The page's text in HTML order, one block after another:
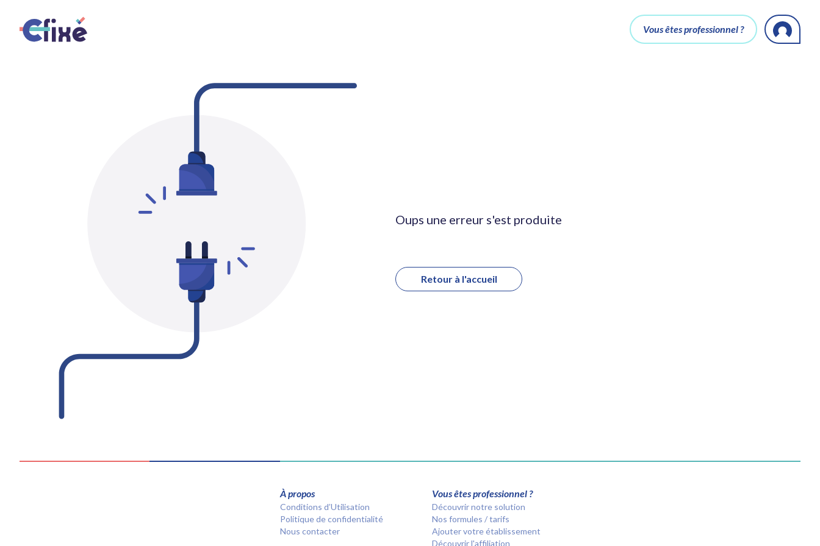
Vous êtes professionnel ?
Oups une erreur s'est produite
Retour à l'accueil
À propos
Conditions d’Utilisation
Politique de confidentialité
Nous contacter
Vous êtes professionnel ?
Découvrir notre solution
Nos formules / tarifs
Ajouter votre établissement
Découvrir l'affiliation